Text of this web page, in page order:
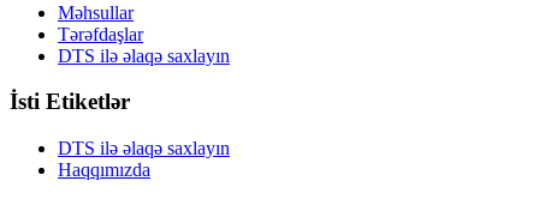
Məhsullar
Tərəfdaşlar
DTS ilə əlaqə saxlayın
İsti Etiketlər
DTS ilə əlaqə saxlayın
Haqqımızda